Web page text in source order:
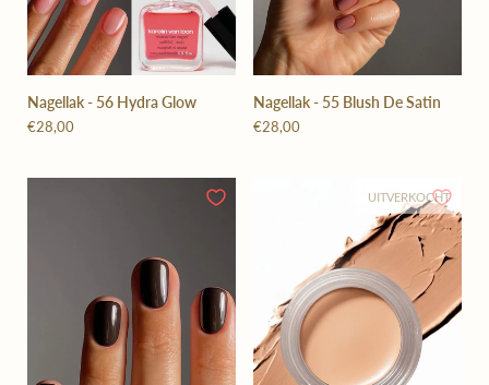
Nagellak - 56 Hydra Glow
€28,00
Nagellak - 55 Blush De Satin
€28,00
UITVERKOCHT